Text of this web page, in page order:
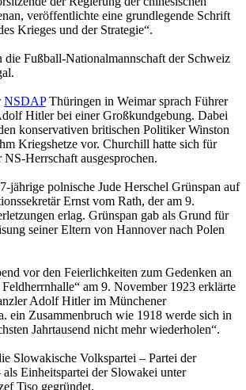
veröffentlichte eine grundlegende Schrift
Krieges und der Strategie“.
die Fußball-Nationalmannschaft der Schweiz
NSDAPThüringen in Weimar sprach Führer
Hitler bei einer Großkundgebung. Dabei
konservativen britischen Politiker Winston
Kriegshetze vor. Churchill hatte sich für
Herrschaft ausgesprochen.
jährige polnische Jude Herschel Grünspan auf
Ernst vom Rath, der am 9.
erlag. Grünspan gab als Grund für
seiner Eltern von Hannover nach Polen
vor den Feierlichkeiten zum Gedenken an
am 9. November 1923 erklärte
Adolf Hitler im Münchener
ein Zusammenbruch wie 1918 werde sich in
Jahrtausend nicht mehr wiederholen“.
Slowakische Volkspartei – Partei der
Einheitspartei der Slowakei unter
Tiso gegründet.